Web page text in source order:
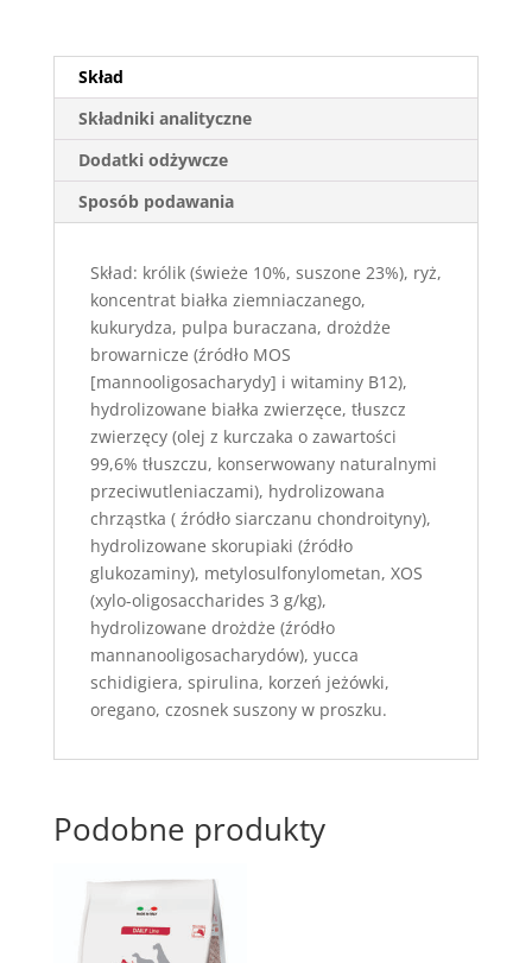
Skład
Składniki analityczne
Dodatki odżywcze
Sposób podawania
Skład: królik (świeże 10%, suszone 23%), ryż,
koncentrat białka ziemniaczanego,
kukurydza, pulpa buraczana, drożdże
browarnicze (źródło MOS
[mannooligosacharydy] i witaminy B12),
hydrolizowane białka zwierzęce, tłuszcz
zwierzęcy (olej z kurczaka o zawartości
99,6% tłuszczu, konserwowany naturalnymi
przeciwutleniaczami), hydrolizowana
chrząstka ( źródło siarczanu chondroityny),
hydrolizowane skorupiaki (źródło
glukozaminy), metylosulfonylometan, XOS
(xylo-oligosaccharides 3 g/kg),
hydrolizowane drożdże (źródło
mannanooligosacharydów), yucca
schidigiera, spirulina, korzeń jeżówki,
oregano, czosnek suszony w proszku.
Podobne produkty